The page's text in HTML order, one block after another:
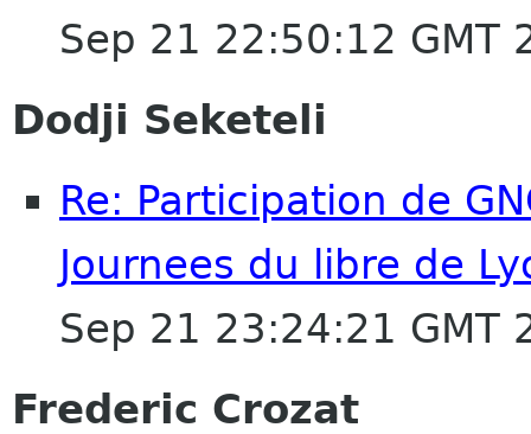
Sep 21 22:50:12 GMT
Dodji Seketeli
Re: Participation de
Journees du libre de
Sep 21 23:24:21 GMT
Frederic Crozat